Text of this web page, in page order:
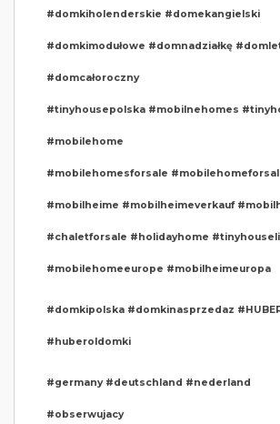
#domkiholenderskie #domekangielski
#domkimodułowe #domnadziałkę
#domcałoroczny
#tinyhousepolska #mobilnehomes
#mobilehome
#mobilehomesforsale
#mobilheime #mobilheimeverkauf
#chaletforsale #holidayhome
#mobilehomeeurope #mobilheimeuropa
#domkipolska #domkinasprzedaz
#huberoldomki
#germany #deutschland #nederland
#obserwujacy